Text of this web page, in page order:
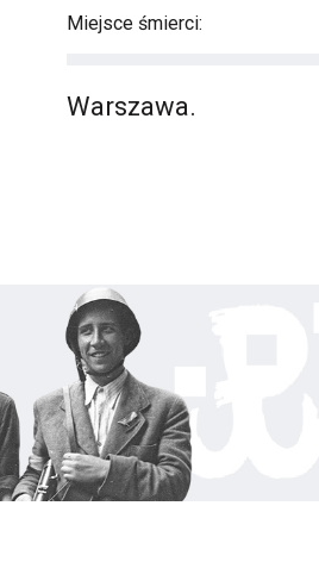
Miejsce śmierci:
Warszawa.